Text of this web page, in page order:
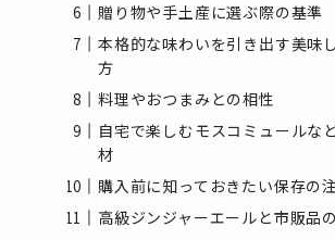
贈り物や手土産に選ぶ際の基準
本格的な味わいを引き出す美味
方
料理やおつまみとの相性
自宅で楽しむモスコミュールな
材
購入前に知っておきたい保存の
高級ジンジャーエールと市販品